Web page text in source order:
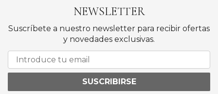
NEWSLETTER
Suscríbete a nuestro newsletter para recibir ofertas
y novedades exclusivas.
SUSCRIBIRSE